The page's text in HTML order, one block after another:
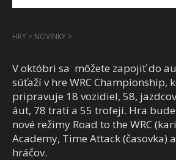
HRY > NOVINKY >
V októbri sa môžete zapojiť do
súťaží v hre WRC Championship,
pripravuje 18 vozidiel, 58,
áut, 78 tratí a 55 trofejí. Hra
nové režimy Road to the WRC
Academy, Time Attack (časovka)
hráčov.